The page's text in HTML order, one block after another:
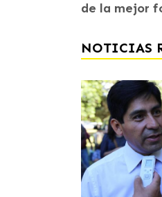
de la mejor
NOTICIAS